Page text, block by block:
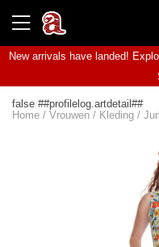
New arrivals have landed!
false ##profilelog.artdetail##
Home / Vrouwen / Kleding /